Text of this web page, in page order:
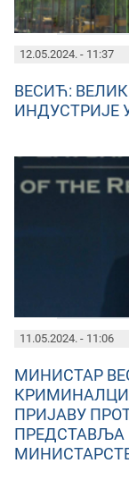
12.05.2024. - 11:37
ВЕСИЋ:
ИНДУСТРИЈЕ
11.05.2024. - 11:06
МИНИСТАР
ПРИЈАВУ
ПРЕДСТАВЉА